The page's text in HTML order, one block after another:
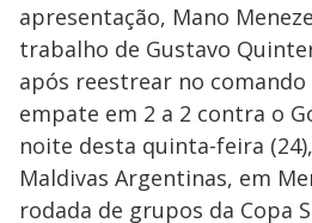
apresentação, Mano
trabalho de Gustavo
após reestrear no
empate em 2 a 2 contra o
noite desta quinta-feira
Maldivas Argentinas, em
rodada de grupos da Copa